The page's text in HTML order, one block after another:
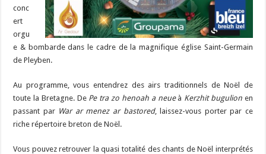
conc
ert
orgu
e & bombarde dans le cadre de la magnifique église Saint-Germain
de Pleyben.
Au programme, vous entendrez des airs traditionnels de Noël de
toute la Bretagne. De Pe tra zo henoah a neueà Kerzhit bugulionen
passant par War ar menez ar bastored, laissez-vous porter par ce
riche répertoire breton de Noël.
Vous pouvez retrouver la quasi totalité des chants de Noël interprétés